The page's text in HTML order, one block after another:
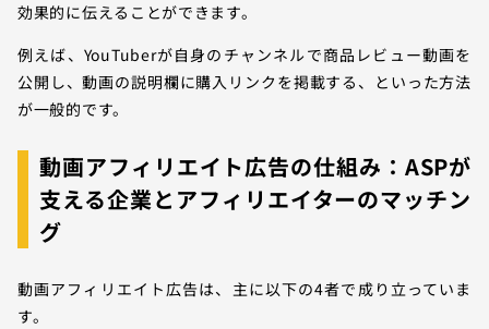
効果的に伝えることができます。
例えば、YouTuberが自身のチャンネルで商品レビュー動画を
公開し、動画の説明欄に購入リンクを掲載する、といった方法
が一般的です。
動画アフィリエイト広告の仕組み：ASPが
支える企業とアフィリエイターのマッチン
グ
動画アフィリエイト広告は、主に以下の4者で成り立っていま
す。